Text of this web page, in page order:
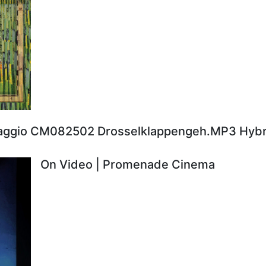
CM082502 Drosselklappengeh.MP3
On Video | Promenade Cinema